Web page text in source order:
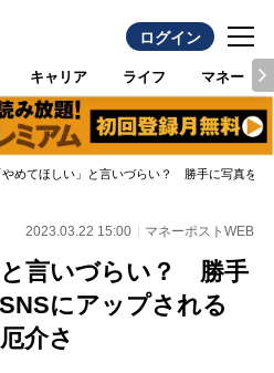
ログイン
キャリア ライフ マネー
やめてほしい」と言いづらい？ 勝手に写真を
2023.03.22 15:00 マネーポストWEB
と言いづらい？ 勝手
にアップされる
介さ